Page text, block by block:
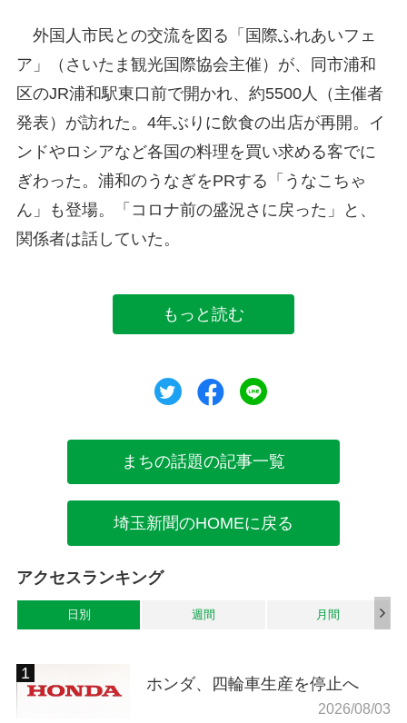
外国人市民との交流を図る「国際ふれあいフェ
ア」（さいたま観光国際協会主催）が、同市浦和
区のJR浦和駅東口前で開かれ、約5500人（主催者
発表）が訪れた。4年ぶりに飲食の出店が再開。イ
ンドやロシアなど各国の料理を買い求める客でに
ぎわった。浦和のうなぎをPRする「うなこちゃ
ん」も登場。「コロナ前の盛況さに戻った」と、
関係者は話していた。
もっと読む
ツイートシェア
まちの話題の記事一覧
埼玉新聞のHOMEに戻る
アクセスランキング
日別 週間 月間
ホンダ、四輪車生産を停止へ
2026/08/03